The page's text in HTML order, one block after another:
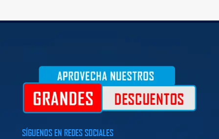
SÍGUENOS EN REDES SOCIALES